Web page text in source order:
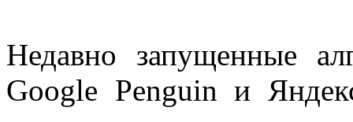
Недавно запущенные
Google Penguin и